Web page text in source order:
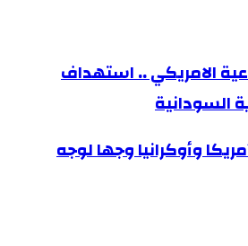
الامريكي .. استهداف
وأوكرانيا وجها لوجه